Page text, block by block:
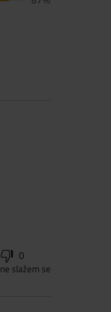
0
ne slažem se